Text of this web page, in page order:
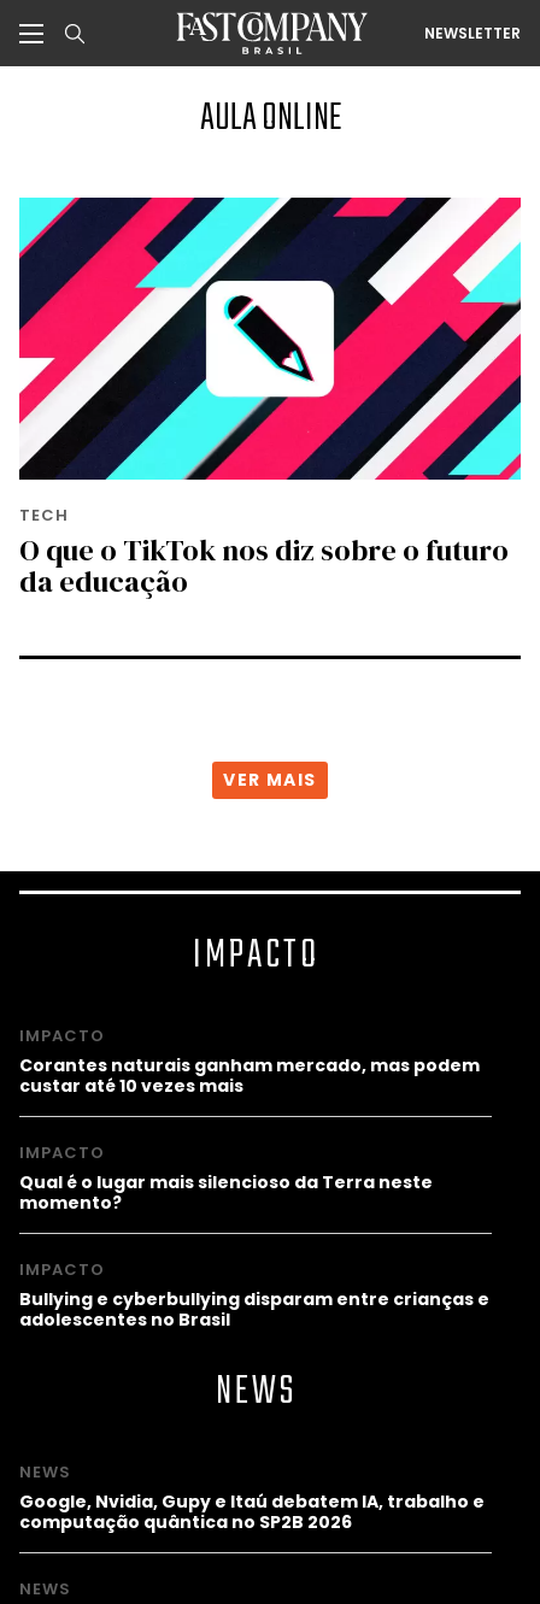
NEWSLETTER
AULA ONLINE
TECH
O que o TikTok nos diz sobre o futuro
da educação
VER MAIS
IMPACTO
IMPACTO
Corantes naturais ganham mercado, mas podem
custar até 10 vezes mais
IMPACTO
Qual é o lugar mais silencioso da Terra neste
momento?
IMPACTO
Bullying e cyberbullying disparam entre crianças e
adolescentes no Brasil
NEWS
NEWS
Google, Nvidia, Gupy e Itaú debatem IA, trabalho e
computação quântica no SP2B 2026
NEWS